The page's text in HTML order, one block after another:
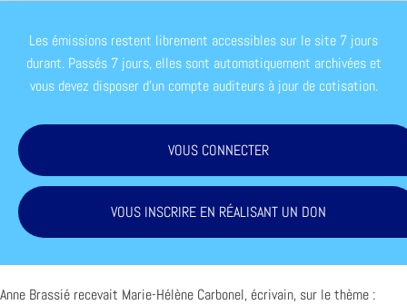
Les émissions restent librement accessibles sur le site 7 jours
durant. Passés 7 jours, elles sont automatiquement archivées et
vous devez disposer d'un compte auditeurs à jour de cotisation.
VOUS CONNECTER
VOUS INSCRIRE EN RÉALISANT UN DON
Anne Brassié recevait Marie-Hélène Carbonel, écrivain, sur le thème :